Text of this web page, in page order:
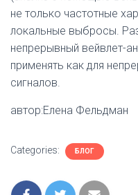
не только частотные
локальные выбросы.
непрерывный вейвлет-
применять как для
сигналов.
автор:Елена Фельдман
Categories: БЛОГ